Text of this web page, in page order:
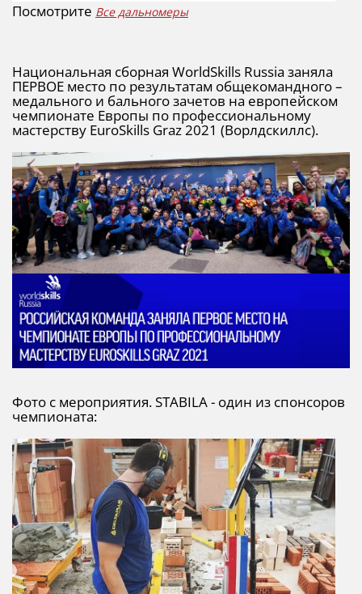
Посмотрите Все дальномеры
Национальная сборная WorldSkills Russia заняла
ПЕРВОЕ место по результатам общекомандного –
медального и бального зачетов на европейском
чемпионате Европы по профессиональному
мастерству EuroSkills Graz 2021 (Ворлдскиллс).
Фото с мероприятия. STABILA - один из спонсоров
чемпионата: